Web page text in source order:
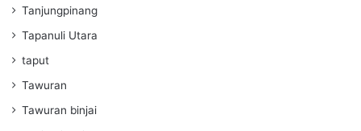
Tanjungpinang
Tapanuli Utara
taput
Tawuran
Tawuran binjai